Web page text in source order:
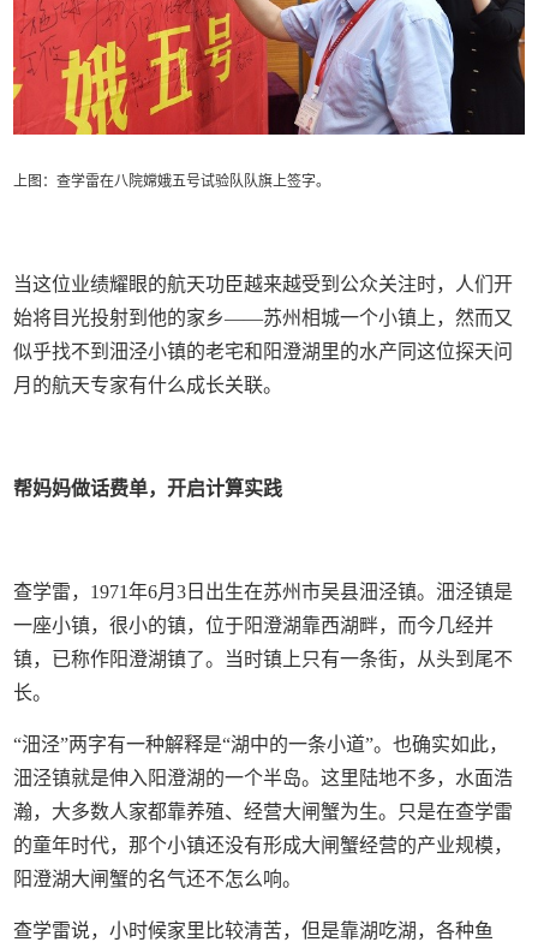
上图：查学雷在八院嫦娥五号试验队队旗上签字。
当这位业绩耀眼的航天功臣越来越受到公众关注时，人们开
始将目光投射到他的家乡——苏州相城一个小镇上，然而又
似乎找不到沺泾小镇的老宅和阳澄湖里的水产同这位探天问
月的航天专家有什么成长关联。
帮妈妈做话费单，开启计算实践
查学雷，1971年6月3日出生在苏州市吴县沺泾镇。沺泾镇是
一座小镇，很小的镇，位于阳澄湖靠西湖畔，而今几经并
镇，已称作阳澄湖镇了。当时镇上只有一条街，从头到尾不
长。
“沺泾”两字有一种解释是“湖中的一条小道”。也确实如此，
沺泾镇就是伸入阳澄湖的一个半岛。这里陆地不多，水面浩
瀚，大多数人家都靠养殖、经营大闸蟹为生。只是在查学雷
的童年时代，那个小镇还没有形成大闸蟹经营的产业规模，
阳澄湖大闸蟹的名气还不怎么响。
查学雷说，小时候家里比较清苦，但是靠湖吃湖，各种鱼